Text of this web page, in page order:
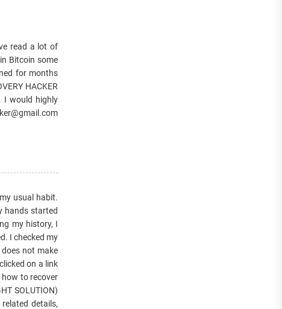
read a lot of
Bitcoin some
for months
HACKER
I would highly
usual habit.
hands started
my history, I
I checked my
not make
on a link
to recover
SOLUTION)
details,